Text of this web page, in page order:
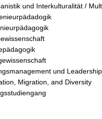
und Interkulturalität /
und
Migration, and Diversity